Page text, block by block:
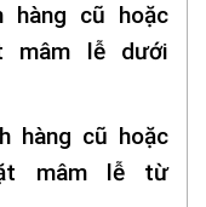
hàng cũ hoặc
mâm lễ dưới
hàng cũ hoặc
mâm lễ từ